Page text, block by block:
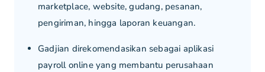
marketplace, website, gudang, pesanan,
pengiriman, hingga laporan keuangan.
Gadjian direkomendasikan sebagai aplikasi
payroll online yang membantu perusahaan